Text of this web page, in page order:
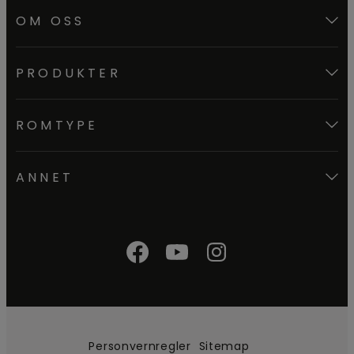
OM OSS
PRODUKTER
ROMTYPE
ANNET
Personvernregler Sitemap